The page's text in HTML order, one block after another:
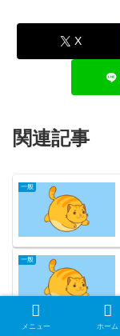
X
関連記事
一般
一般
メニュー ホーム